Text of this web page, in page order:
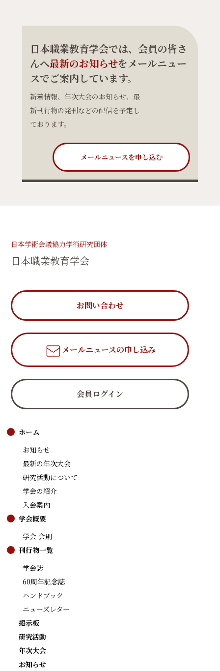
日本職業教育学会では、会員の皆さ
んへ最新のお知らせをメールニュー
スでご案内しています。
新着情報、年次大会のお知らせ、最
新刊行物の発刊などの配信を予定し
ております。
メールニュースを申し込む
日本学術会議協力学術研究団体
日本職業教育学会
お問い合わせ
メールニュースの申し込み
会員ログイン
ホーム
お知らせ
最新の年次大会
研究活動について
学会の紹介
入会案内
学会概要
学会 会則
刊行物一覧
学会誌
60周年記念誌
ハンドブック
ニューズレター
掲示板
研究活動
年次大会
お知らせ